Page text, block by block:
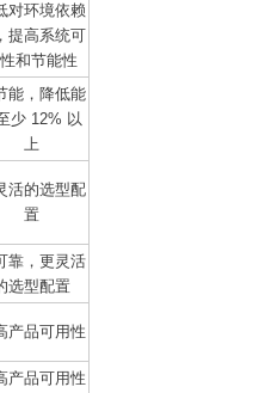
对环境依赖
提高系统可
和节能性
能，降低能
少 12% 以
上
活的选型配
置
靠，更灵活
选型配置
产品可用性
产品可用性